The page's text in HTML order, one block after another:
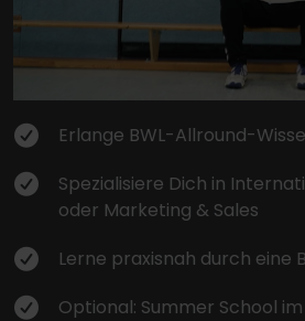
Erlange BWL-Allround-
Spezialisiere Dich in
oder Marketing & Sales
Lerne praxisnah durch eine
Optional: Summer School